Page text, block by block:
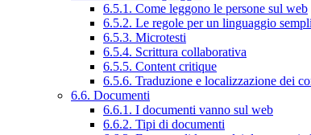
6.5.1. Come leggono le persone sul web
6.5.2. Le regole per un linguaggio
6.5.3. Microtesti
6.5.4. Scrittura collaborativa
6.5.5. Content critique
6.5.6. Traduzione e localizzazione dei
6.6. Documenti
6.6.1. I documenti vanno sul web
6.6.2. Tipi di documenti